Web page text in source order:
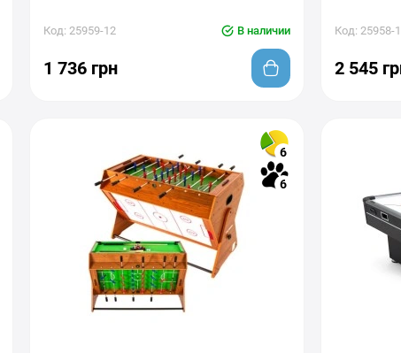
Код: 25959-12 В наличии
1 736 грн
Код: 25958-
2 545
6
6